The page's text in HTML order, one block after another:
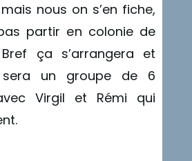
nous on s’en fiche,
partir en colonie de
ça s’arrangera et
un groupe de 6
Virgil et Rémi qui